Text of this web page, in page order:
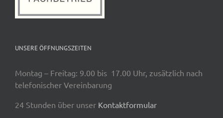
UNSERE ÖFFNUNGSZEITEN
Montag – Freitag: 9.00 bis 17.00 Uhr, zusätzlich nach
telefonischer Vereinbarung
24 Stunden über unser Kontaktformular